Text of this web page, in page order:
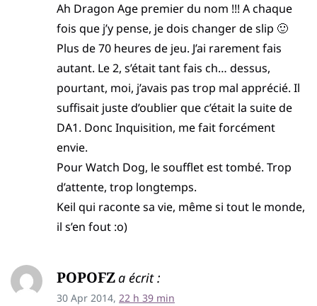
Ah Dragon Age premier du nom !!! A chaque
fois que j’y pense, je dois changer de slip 🙂
Plus de 70 heures de jeu. J’ai rarement fais
autant. Le 2, s’était tant fais ch… dessus,
pourtant, moi, j’avais pas trop mal apprécié. Il
suffisait juste d’oublier que c’était la suite de
DA1. Donc Inquisition, me fait forcément
envie.
Pour Watch Dog, le soufflet est tombé. Trop
d’attente, trop longtemps.
Keil qui raconte sa vie, même si tout le monde,
il s’en fout :o)
POPOFZa écrit :
30 Apr 2014, 22 h 39 min